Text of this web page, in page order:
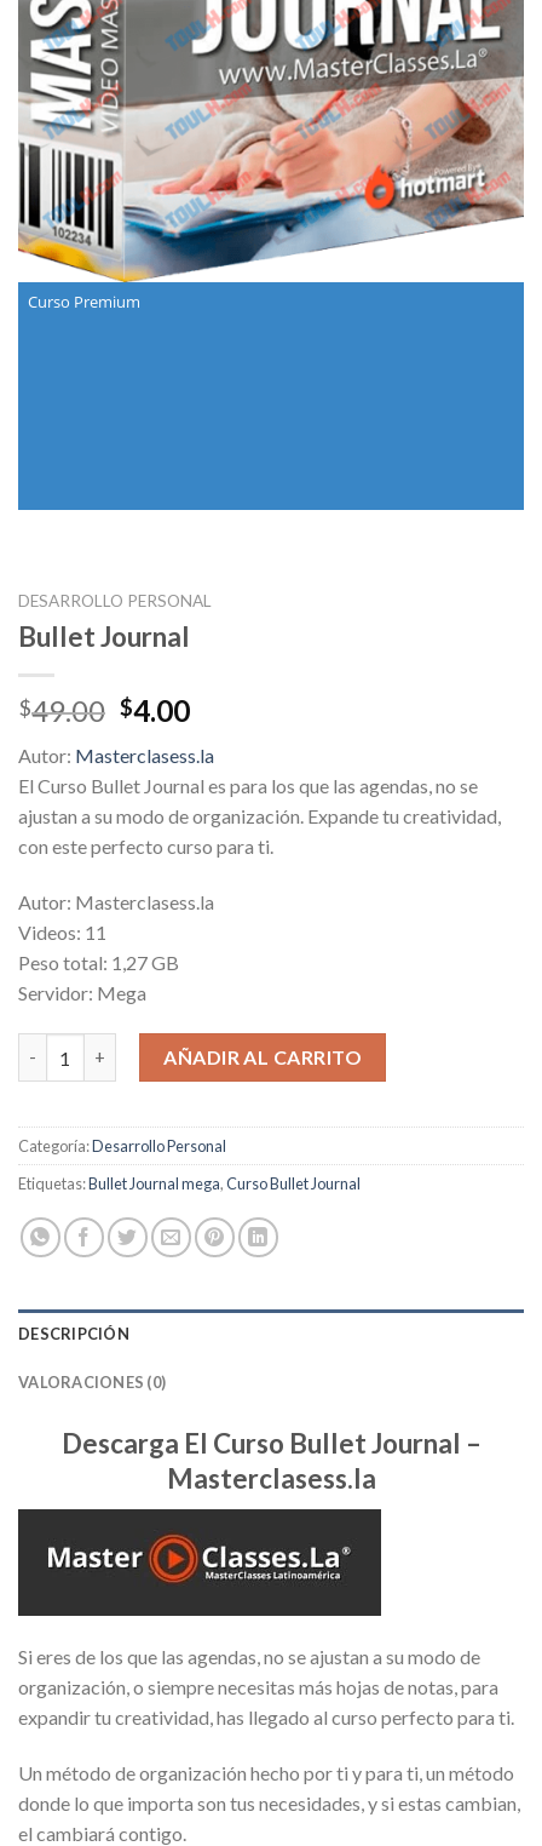
Curso Premium
DESARROLLO PERSONAL
Bullet Journal
$49.00 Original
was:
$49.00.
$4.00Current
is:
$4.00.
Autor: Masterclasess.la
El Curso Bullet Journal es para los que las agendas, no se
ajustan a su modo de organización. Expande tu creatividad,
con este perfecto curso para ti.
Autor: Masterclasess.la
Videos: 11
Peso total: 1,27 GB
Servidor: Mega
Bullet Journal cantidadAÑADIR AL CARRITO
Categoría:Desarrollo Personal
Etiquetas:Bullet Journal mega,Curso Bullet Journal
DESCRIPCIÓN
VALORACIONES (0)
Descarga El Curso Bullet Journal –
Masterclasess.la
Si eres de los que las agendas, no se ajustan a su modo de
organización, o siempre necesitas más hojas de notas, para
expandir tu creatividad, has llegado al curso perfecto para ti.
Un método de organización hecho por ti y para ti, un método
donde lo que importa son tus necesidades, y si estas cambian,
el cambiará contigo.